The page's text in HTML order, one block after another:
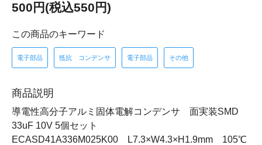
500円(税込550円)
この商品のキーワード
電子部品 抵抗 コンデンサ 電子部品 その他
商品説明
導電性高分子アルミ固体電解コンデンサ 面実装SMD
33uF 10V 5個セット
ECASD41A336M025K00 L7.3×W4.3×H1.9mm 105℃